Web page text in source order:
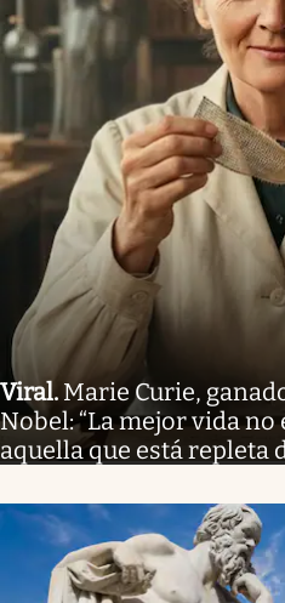
Viral. Marie Curie,
Nobel: “La mejor vida
aquella que está repleta